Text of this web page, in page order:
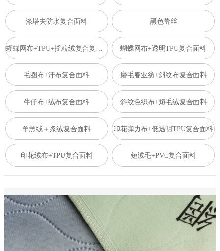
涤塔夫防水复合面料 黑色蕾丝
蝴蝶网布+透明TPU复合面料
毛圈布+汗布复合面料 磨毛春亚纺+斜纹布复合面料
牛仔布+绒布复合面料 斜纹色织布+短毛绒复合面料
羊羔绒＋条绒复合面料 印花弹力布+低透明TPU复合面料
印花绒布+TPU复合面料 短绒毛+PVC复合面料